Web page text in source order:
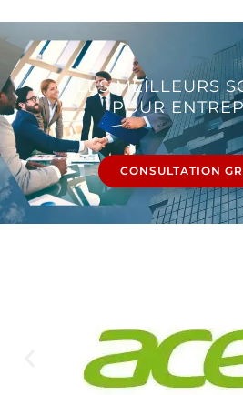
LES MEILLEURS
POUR
CONSULTATION